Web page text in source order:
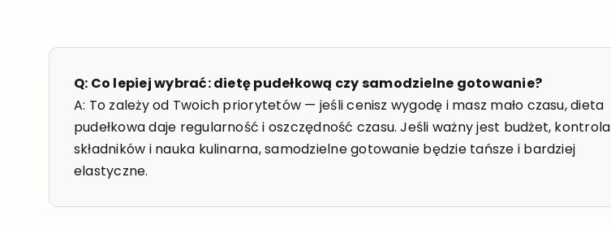
Q: Co lepiej wybrać: dietę pudełkową czy samodzielne gotowanie?
A: To zależy od Twoich priorytetów — jeśli cenisz wygodę i masz mało czasu, dieta
pudełkowa daje regularność i oszczędność czasu. Jeśli ważny jest budżet, kontrola
składników i nauka kulinarna, samodzielne gotowanie będzie tańsze i bardziej
elastyczne.